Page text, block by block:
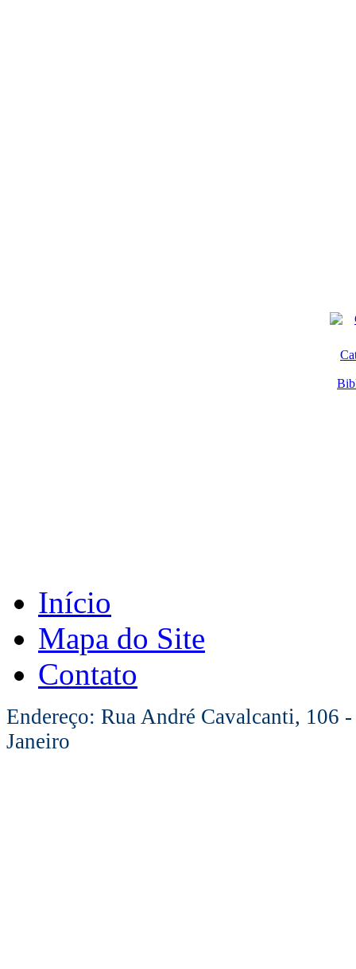
Início
Mapa do Site
Contato
Endereço: Rua André Cavalcanti, 106
Janeiro